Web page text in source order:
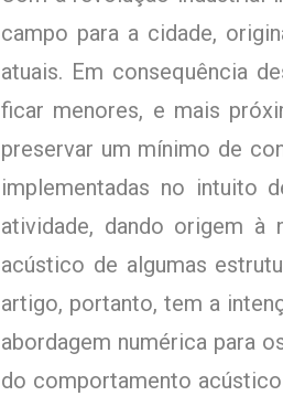
campo para a cidade,
atuais. Em consequência
ficar menores, e mais
preservar um mínimo de
implementadas no intuito
atividade, dando origem à
acústico de algumas
artigo, portanto, tem a
abordagem numérica para
do comportamento